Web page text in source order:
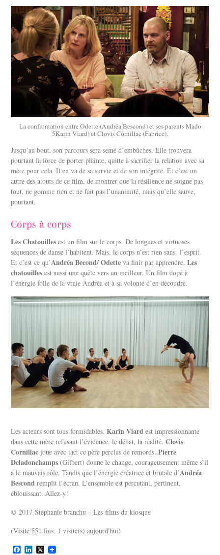
La confrontation entre Odette (Andréa Bescond) et ses parents Mado
5Karin Viard) et Clovis Cornillac (Fabrice).
Jusqu’au bout, son parcours sera semé d’embûches. Elle trouvera
pourtant la force de porter plainte, quitte à sacrifier la relation avec sa
mère pour cela. Il en va de sa survie et de son intégrité. Et c’est un
autre des atouts de ce film, de montrer que la résilience ne soigne pas
tout, ne gomme rien et ne fait pas l’unanimité, mais qu’elle sauve,
pourtant.
Corps à corps
Les Chatouilles est un film sur le corps. De longues et virtuoses
séquences de danse l’habitent. Mais, le corps n’est rien sans l’esprit.
Et c’est ce qu’Andréa Becond/ Odette va finir par apprendre.Les
chatouilles est aussi une quête vers un meilleur. Un film dopé à
l’énergie folle de la vraie Andréa et à sa volonté d’en découdre.
Les acteurs sont tous formidables.Karin Viard est impressionnante
dans cette mère refusant l’évidence, le débat, la réalité.Clovis
Cornillac joue avec tact ce père perclus de remords.Pierre
Deladonchamps (Gilbert) donne le change, courageusement même s’il
a le mauvais rôle. Tandis que l’énergie créatrice et brutale d’Andréa
Bescond remplit l’écran. L’ensemble est percutant, pertinent,
éblouissant. Allez-y!
© 2017-Stéphanie branchu – Les films du kiosque
(Visité 551 fois, 1 visite(s) aujourd'hui)
F L X